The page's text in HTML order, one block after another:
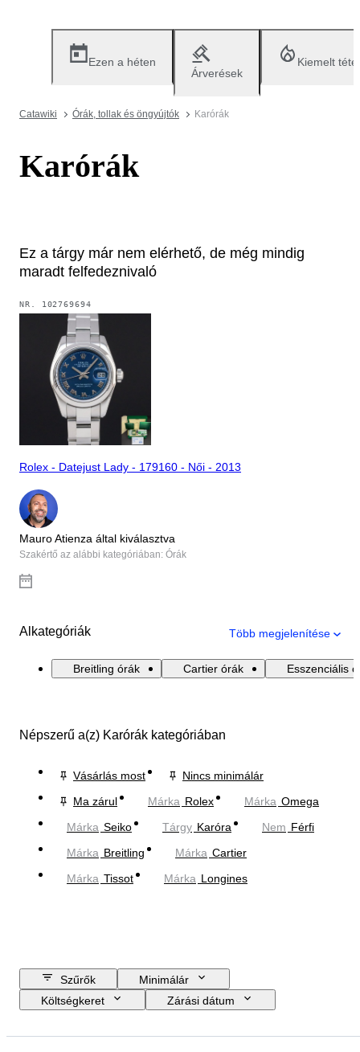
Ezen a héten
Árverések
Kiemelt
Catawiki Órák, tollak és öngyújtók Karórák
Karórák
Ez a tárgy már nem elérhető, de még mindig
maradt felfedeznivaló
NR. 102769694
Rolex - Datejust Lady - 179160 - Női - 2013
Mauro Atienza által kiválasztva
Szakértő az alábbi kategóriában: Órák
Alkategóriák Több megjelenítése
Breitling órák Cartier órák Esszenciális
Népszerű a(z) Karórák kategóriában
Vásárlás most
Nincs minimálár
Ma zárul
Márka Rolex Márka Omega
Márka Seiko Tárgy Karóra Nem Férfi
Márka Breitling Márka Cartier
Márka Tissot Márka Longines
Szűrők
Minimálár
Költségkeret
Zárási dátum